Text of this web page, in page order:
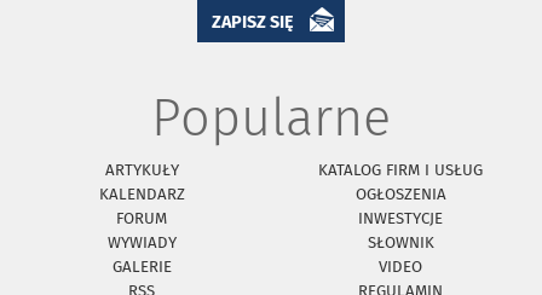
ZAPISZ SIĘ
Popularne
ARTYKUŁY
KATALOG FIRM I USŁUG
KALENDARZ
OGŁOSZENIA
FORUM
INWESTYCJE
WYWIADY
SŁOWNIK
GALERIE
VIDEO
RSS
REGULAMIN